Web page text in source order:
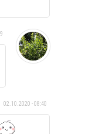
02.10.2020 - 08:40